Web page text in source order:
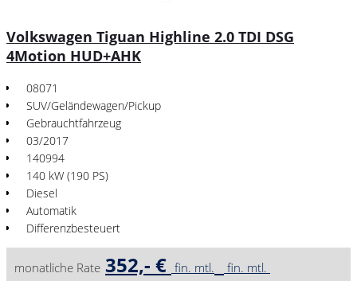
Volkswagen Tiguan Highline 2.0 TDI DSG
4Motion HUD+AHK
08071
SUV/Geländewagen/Pickup
Gebrauchtfahrzeug
03/2017
140994
140 kW (190 PS)
Diesel
Automatik
Differenzbesteuert
monatliche Rate 352,- € fin. mtl. fin. mtl.